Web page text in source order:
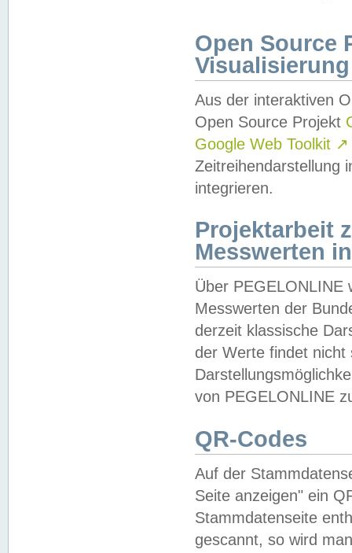
Open Source
Visualisierung
Aus der interaktiven
Open Source Projekt
Google Web Toolkit ↗
Zeitreihendarstellung
integrieren.
Projektarbeit
Messwerten
Über PEGELONLINE
Messwerten der
derzeit klassische
der Werte findet
von PEGELONLINE
QR-Codes
Auf der
Seite anzeigen" ein
Stammdatenseite
gescannt, so wird